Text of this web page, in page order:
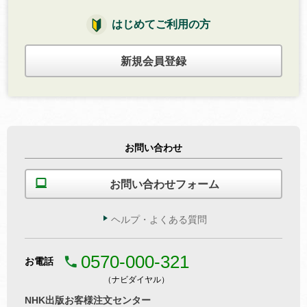
はじめてご利用の方
新規会員登録
お問い合わせ
お問い合わせフォーム
ヘルプ・よくある質問
お電話 0570-000-321
（ナビダイヤル）
NHK出版お客様注文センター